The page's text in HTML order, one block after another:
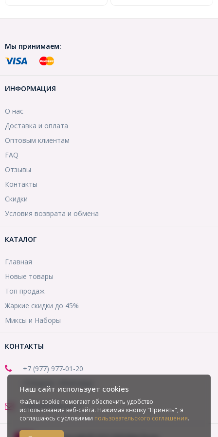
Мы принимаем:
ИНФОРМАЦИЯ
О нас
Доставка и оплата
Оптовым клиентам
FAQ
Отзывы
Контакты
Скидки
Условия возврата и обмена
КАТАЛОГ
Главная
Новые товары
Топ продаж
Жаркие скидки до 45%
Миксы и Наборы
КОНТАКТЫ
+7 (977) 977-01-20
office@mirbusin.ru
Наш сайт использует cookies
Файлы cookie помогают обеспечить удобство
использования веб-сайта. Нажимая кнопку "Принять", я
соглашаюсь с условиями пользовательского соглашения.